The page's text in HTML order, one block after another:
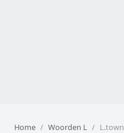
Home Woorden L L.town